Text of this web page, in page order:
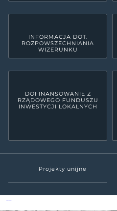
INFORMACJA DOT.
ROZPOWSZECHNIANIA
WIZERUNKU
DOFINANSOWANIE Z
RZĄDOWEGO FUNDUSZU
INWESTYCJI LOKALNYCH
Projekty unijne